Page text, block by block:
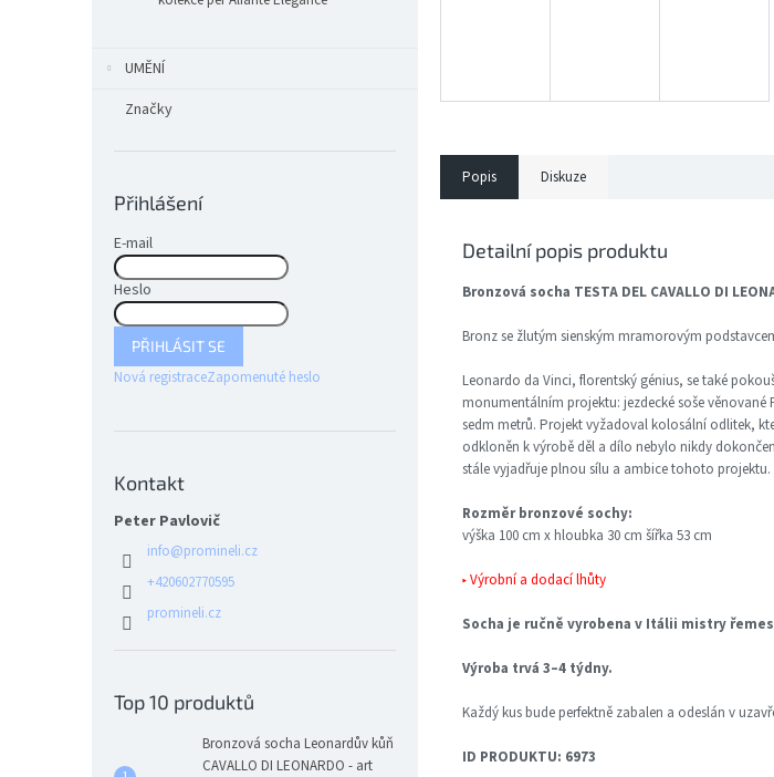
UMĚNÍ
Značky
Přihlášení
E-mail
Heslo
PŘIHLÁSIT SE
Nová registraceZapomenuté heslo
Kontakt
Peter Pavlovič
info@promineli.cz
+420602770595
promineli.cz
Top 10 produktů
Bronzová socha Leonardův kůň
CAVALLO DI LEONARDO - art
Popis Diskuze
Detailní popis produktu
Bronzová socha TESTA DEL CAVALLO DI
Bronz se žlutým sienským mramorovým
Leonardo da Vinci, florentský génius, se také
monumentálním projektu: jezdecké soše věnované
sedm metrů. Projekt vyžadoval kolosální odlitek,
odkloněn k výrobě děl a dílo nebylo nikdy
stále vyjadřuje plnou sílu a ambice tohoto projektu.
Rozměr bronzové sochy:
výška 100 cm x hloubka 30 cm šířka 53 cm
▸ Výrobní a dodací lhůty
Socha je ručně vyrobena v Itálii mistry
Výroba trvá 3–4 týdny.
Každý kus bude perfektně zabalen a odeslán v
ID PRODUKTU: 6973